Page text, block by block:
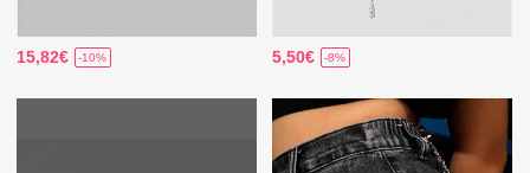
15,82€ -10% 5,50€ -8%